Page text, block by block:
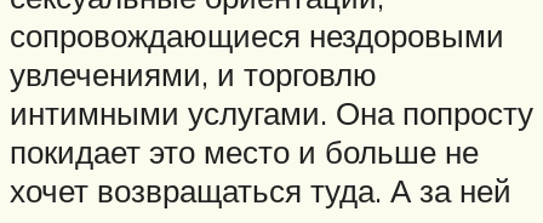
сопровождающиеся нездоровыми
увлечениями, и торговлю
интимными услугами. Она попросту
покидает это место и больше не
хочет возвращаться туда. А за ней